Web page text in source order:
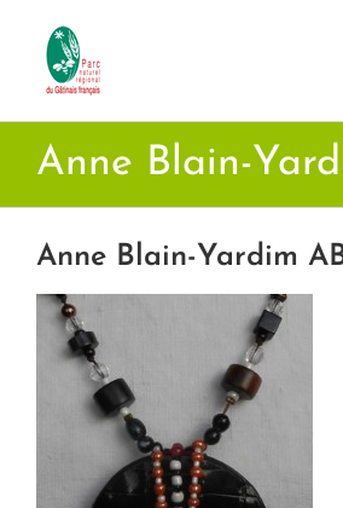
contenu
Anne Blain-
Anne Blain-Yardim